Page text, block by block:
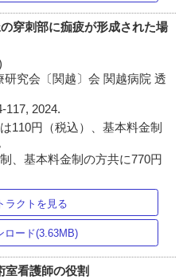
穿刺部に痂疲が形成された場
究会〔関越〕会 関越病院 透
117, 2024.
110円（税込）、基本料金制
、基本料金制の方共に770円
ラクトを見る
ロード(3.63MB)
室看護師の役割